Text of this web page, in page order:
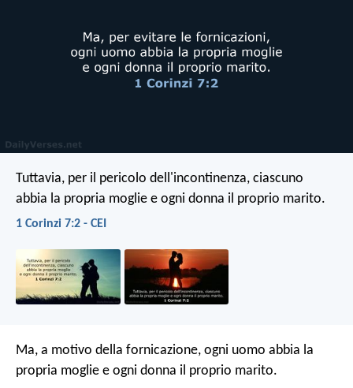
Tuttavia, per il pericolo dell'incontinenza, ciascuno
abbia la propria moglie e ogni donna il proprio marito.
1 Corinzi 7:2 - CEI
Ma, a motivo della fornicazione, ogni uomo abbia la
propria moglie e ogni donna il proprio marito.